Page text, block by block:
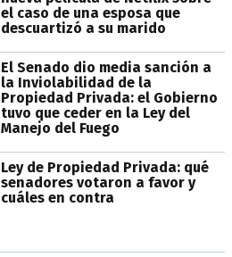
el caso de una esposa que
descuartizó a su marido
El Senado dio media sanción a
la Inviolabilidad de la
Propiedad Privada: el Gobierno
tuvo que ceder en la Ley del
Manejo del Fuego
Ley de Propiedad Privada: qué
senadores votaron a favor y
cuáles en contra